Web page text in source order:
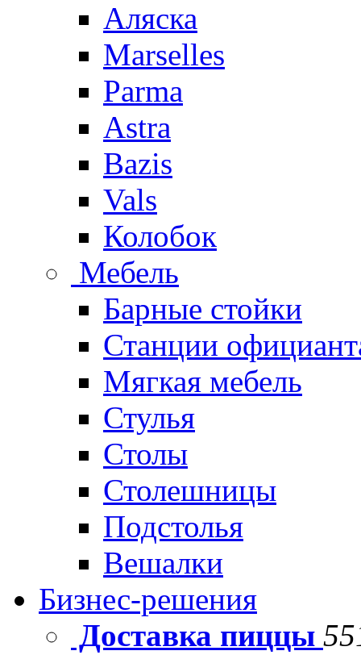
Аляска
Marselles
Parma
Astra
Bazis
Vals
Колобок
Мебель
Барные стойки
Станции
Мягкая мебель
Стулья
Столы
Столешницы
Подстолья
Вешалки
Бизнес-решения
Доставка пиццы